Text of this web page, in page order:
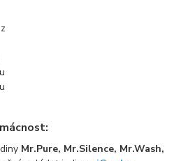
Mr.Pure, Mr.Silence, Mr.Wash,